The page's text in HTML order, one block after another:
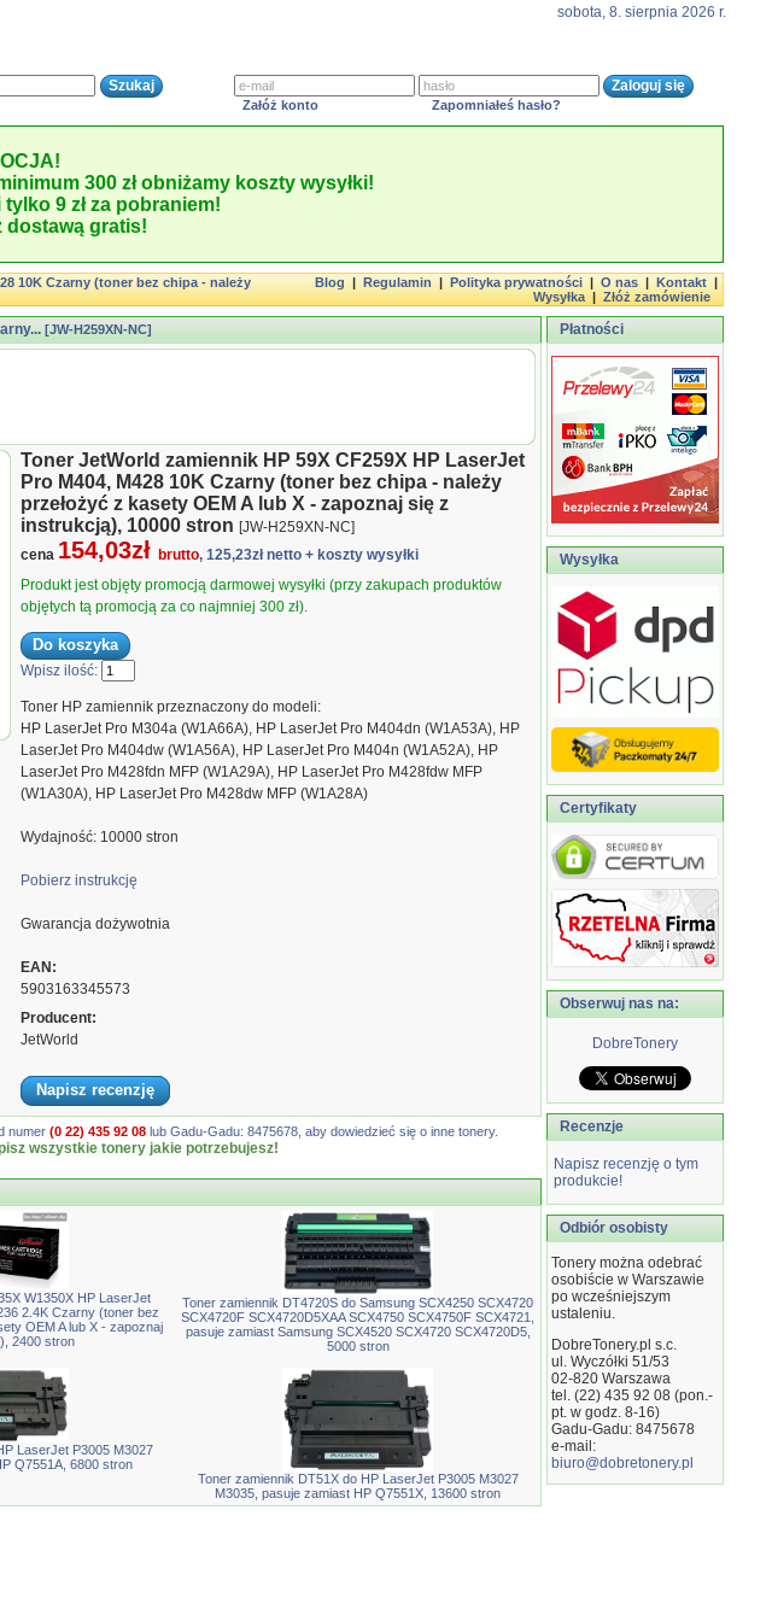
sobota, 8. sierpnia 2026 r.
Załóż konto Zapomniałeś hasło?
300 zł obniżamy koszty wysyłki!
tylko 9 zł za pobraniem!
dostawą gratis!
10K Czarny (toner bez chipa - należy
Blog|Regulamin|Polityka prywatności|O nas|Kontakt|
Wysyłka|Złóż zamówienie
[JW-H259XN-NC]
Toner JetWorld zamiennik HP 59X CF259X HP LaserJet
Pro M404, M428 10K Czarny (toner bez chipa - należy
przełożyć z kasety OEM A lub X - zapoznaj się z
instrukcją), 10000 stron [JW-H259XN-NC]
cena 154,03zł brutto, 125,23zł netto + koszty wysyłki
Produkt jest objęty promocją darmowej wysyłki (przy zakupach produktów
objętych tą promocją za co najmniej 300 zł).
Wpisz ilość:
Toner HP zamiennik przeznaczony do modeli:
HP LaserJet Pro M304a (W1A66A), HP LaserJet Pro M404dn (W1A53A), HP
LaserJet Pro M404dw (W1A56A), HP LaserJet Pro M404n (W1A52A), HP
LaserJet Pro M428fdn MFP (W1A29A), HP LaserJet Pro M428fdw MFP
(W1A30A), HP LaserJet Pro M428dw MFP (W1A28A)
Wydajność: 10000 stron
Pobierz instrukcję
Gwarancja dożywotnia
EAN:
5903163345573
Producent:
JetWorld
Napisz recenzję
numer (0 22) 435 92 08lub Gadu-Gadu: 8475678, aby dowiedzieć się o inne tonery.
wszystkie tonery jakie potrzebujesz!
W1350X HP LaserJet
2.4K Czarny (toner bez
OEM A lub X - zapoznaj
2400 stron
Toner zamiennik DT4720S do Samsung SCX4250 SCX4720
SCX4720F SCX4720D5XAA SCX4750 SCX4750F SCX4721,
pasuje zamiast Samsung SCX4520 SCX4720 SCX4720D5,
5000 stron
LaserJet P3005 M3027
Q7551A, 6800 stron
Toner zamiennik DT51X do HP LaserJet P3005 M3027
M3035, pasuje zamiast HP Q7551X, 13600 stron
Płatności
Wysyłka
Certyfikaty
Obserwuj nas na:
DobreTonery
Recenzje
Napisz recenzję o tym
produkcie!
Odbiór osobisty
Tonery można odebrać
osobiście w Warszawie
po wcześniejszym
ustaleniu.
DobreTonery.pl s.c.
ul. Wyczółki 51/53
02-820 Warszawa
tel. (22) 435 92 08 (pon.-
pt. w godz. 8-16)
Gadu-Gadu: 8475678
e-mail:
biuro@dobretonery.pl